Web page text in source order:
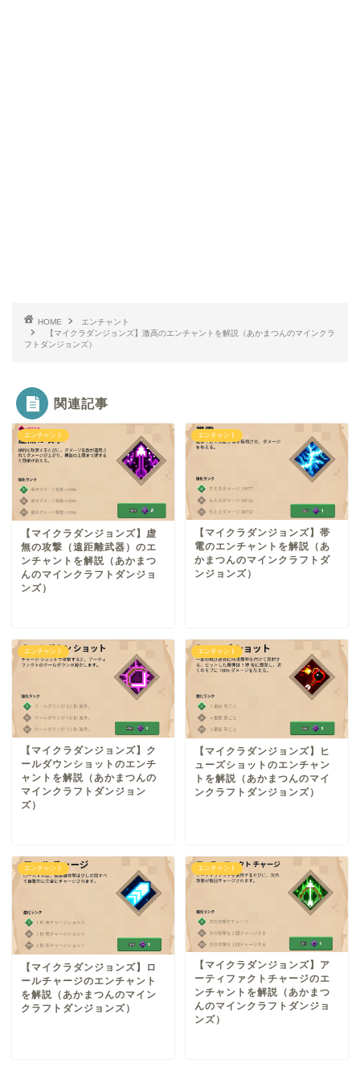
HOME
エンチャント
【マイクラダンジョンズ】激高のエンチャントを解説（あかまつんのマインクラ
フトダンジョンズ）
関連記事
エンチャント
【マイクラダンジョンズ】虚
無の攻撃（遠距離武器）のエ
ンチャントを解説（あかまつ
んのマインクラフトダンジョ
ンズ）
エンチャント
【マイクラダンジョンズ】帯
電のエンチャントを解説（あ
かまつんのマインクラフトダ
ンジョンズ）
エンチャント
【マイクラダンジョンズ】ク
ールダウンショットのエンチ
ャントを解説（あかまつんの
マインクラフトダンジョン
ズ）
エンチャント
【マイクラダンジョンズ】ヒ
ューズショットのエンチャン
トを解説（あかまつんのマイ
ンクラフトダンジョンズ）
エンチャント
【マイクラダンジョンズ】ロ
ールチャージのエンチャント
を解説（あかまつんのマイン
クラフトダンジョンズ）
エンチャント
【マイクラダンジョンズ】ア
ーティファクトチャージのエ
ンチャントを解説（あかまつ
んのマインクラフトダンジョ
ンズ）